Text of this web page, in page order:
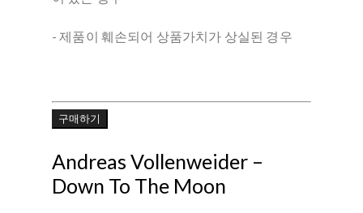
- 제품이 훼손되어 상품가치가 상실된 경우
구매하기
Andreas Vollenweider –
Down To The Moon